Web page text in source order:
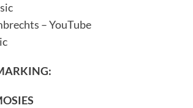
– YouTube